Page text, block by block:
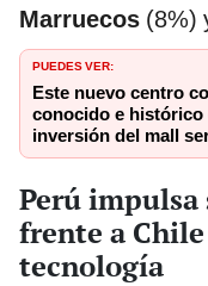
Marruecos (8%)
PUEDES VER:
Este nuevo centro
conocido e
inversión del mall
Perú
frente a
tecnología